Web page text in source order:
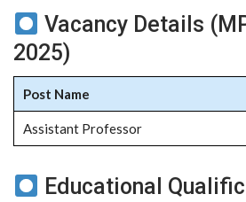
Vacancy Details
2025)
Post Name
Assistant Professor
Educational